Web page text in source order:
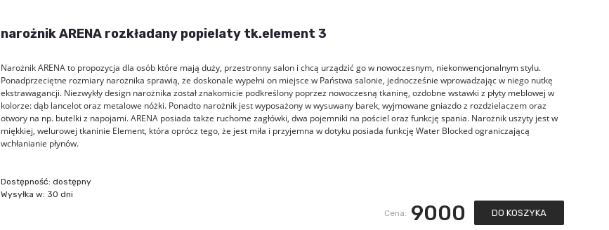
narożnik ARENA rozkładany popielaty tk.element 3
Narożnik ARENA to propozycja dla osób które mają duży, przestronny salon i chcą urządzić go w nowoczesnym, niekonwencjonalnym stylu.
Ponadprzeciętne rozmiary narożnika sprawią, że doskonale wypełni on miejsce w Państwa salonie, jednocześnie wprowadzając w niego nutkę
ekstrawagancji. Niezwykły design narożnika został znakomicie podkreślony poprzez nowoczesną tkaninę, ozdobne wstawki z płyty meblowej w
kolorze: dąb lancelot oraz metalowe nóżki. Ponadto narożnik jest wyposażony w wysuwany barek, wyjmowane gniazdo z rozdzielaczem oraz
otwory na np. butelki z napojami. ARENA posiada także ruchome zagłówki, dwa pojemniki na pościel oraz funkcję spania. Narożnik uszyty jest w
miękkiej, welurowej tkaninie Element, która oprócz tego, że jest miła i przyjemna w dotyku posiada funkcję Water Blocked ograniczającą
wchłanianie płynów.
Dostępność: dostępny
Wysyłka w: 30 dni
Cena: 9000 DO KOSZYKA